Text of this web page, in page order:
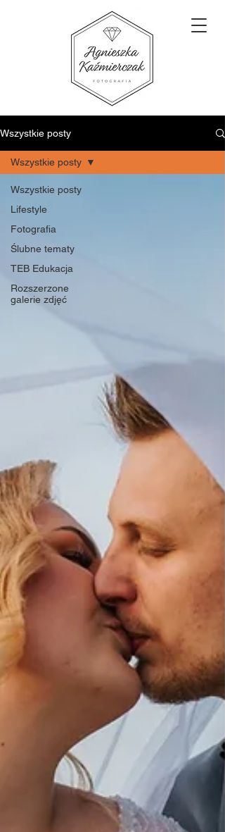
Wszystkie posty
Wszystkie posty
Lifestyle
Fotografia
Ślubne tematy
TEB Edukacja
Rozszerzone
galerie zdjęć
Wszystkie posty